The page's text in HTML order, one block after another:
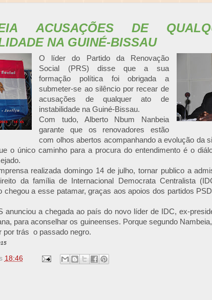
ACUSAÇÕES DE
NA GUINÉ-BISSAU
O líder do Partido da Renovação
Social (PRS) disse que a sua
formação política foi obrigada a
submeter-se ao silêncio por recear de
acusações de qualquer ato de
instabilidade na Guiné-Bissau.
Com tudo, Alberto Nbum Nanbeia
garante que os renovadores estão
com olhos abertos acompanhando a evolução da
o único caminho para a procura do entendimento é o
realizada domingo 14 de julho, tornar publico a
da família de Internacional Democrata Centralista
chegou a esse patamar, graças aos apoios dos partidos
anunciou a chegada ao país do novo líder de IDC, ex-
para aconselhar os guineenses. Porque segundo
por trás o passado negro.
18:46